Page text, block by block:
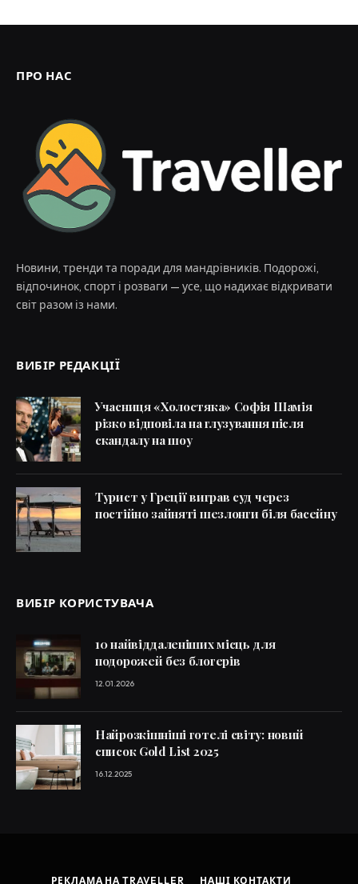
ПРО НАС
Новини, тренди та поради для мандрівників. Подорожі,
відпочинок, спорт і розваги — усе, що надихає відкривати
світ разом із нами.
ВИБІР РЕДАКЦІЇ
Учасниця «Холостяка» Софія Шамія
різко відповіла на глузування після
скандалу на шоу
Турист у Греції виграв суд через
постійно зайняті шезлонги біля басейну
ВИБІР КОРИСТУВАЧА
10 найвіддаленіших місць для
подорожей без блогерів
12.01.2026
Найрозкішніші готелі світу: новий
список Gold List 2025
16.12.2025
РЕКЛАМА НА TRAVELLER НАШІ КОНТАКТИ